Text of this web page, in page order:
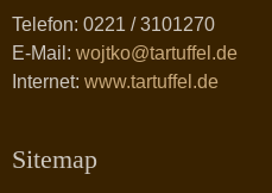
Telefon: 0221 / 3101270
E-Mail: wojtko@tartuffel.de
Internet: www.tartuffel.de
Sitemap